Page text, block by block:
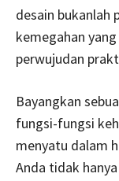
desain bukanlah
kemegahan
perwujudan
Bayangkan
fungsi-fungsi
menyatu dalam
Anda tidak